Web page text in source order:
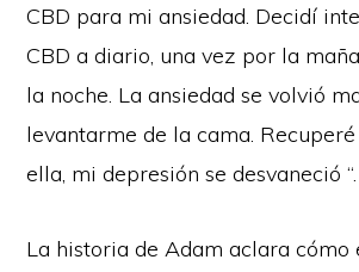
CBD para mi ansiedad. Decidí
CBD a diario, una vez por la
la noche. La ansiedad se volvió
levantarme de la cama.
ella, mi depresión se desvaneció “.
La historia de Adam aclara cómo